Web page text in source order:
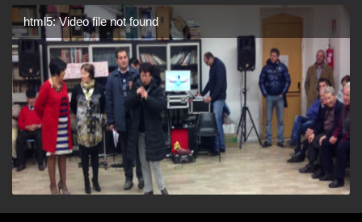
html5: Video file not found